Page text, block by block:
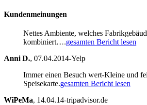
Kundenmeinungen
Nettes Ambiente, welches
kombiniert….gesamten Bericht lesen
Anni D., 07.04.2014-Yelp
Immer einen Besuch wert-Kleine und
Speisekarte.gesamten Bericht lesen
WiPeMa, 14.04.14-tripadvisor.de